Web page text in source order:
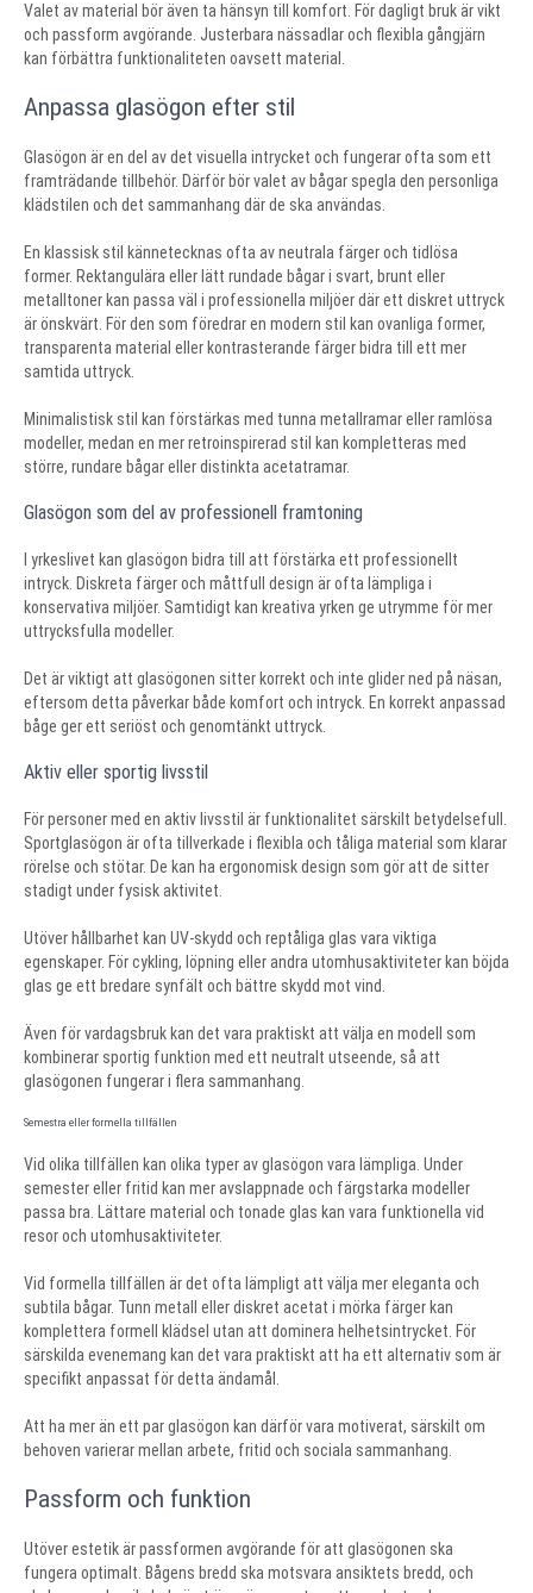
Valet av material bör även ta hänsyn till komfort. För dagligt bruk är vikt
och passform avgörande. Justerbara nässadlar och flexibla gångjärn
kan förbättra funktionaliteten oavsett material.
Anpassa glasögon efter stil
Glasögon är en del av det visuella intrycket och fungerar ofta som ett
framträdande tillbehör. Därför bör valet av bågar spegla den personliga
klädstilen och det sammanhang där de ska användas.
En klassisk stil kännetecknas ofta av neutrala färger och tidlösa
former. Rektangulära eller lätt rundade bågar i svart, brunt eller
metalltoner kan passa väl i professionella miljöer där ett diskret uttryck
är önskvärt. För den som föredrar en modern stil kan ovanliga former,
transparenta material eller kontrasterande färger bidra till ett mer
samtida uttryck.
Minimalistisk stil kan förstärkas med tunna metallramar eller ramlösa
modeller, medan en mer retroinspirerad stil kan kompletteras med
större, rundare bågar eller distinkta acetatramar.
Glasögon som del av professionell framtoning
I yrkeslivet kan glasögon bidra till att förstärka ett professionellt
intryck. Diskreta färger och måttfull design är ofta lämpliga i
konservativa miljöer. Samtidigt kan kreativa yrken ge utrymme för mer
uttrycksfulla modeller.
Det är viktigt att glasögonen sitter korrekt och inte glider ned på näsan,
eftersom detta påverkar både komfort och intryck. En korrekt anpassad
båge ger ett seriöst och genomtänkt uttryck.
Aktiv eller sportig livsstil
För personer med en aktiv livsstil är funktionalitet särskilt betydelsefull.
Sportglasögon är ofta tillverkade i flexibla och tåliga material som klarar
rörelse och stötar. De kan ha ergonomisk design som gör att de sitter
stadigt under fysisk aktivitet.
Utöver hållbarhet kan UV-skydd och reptåliga glas vara viktiga
egenskaper. För cykling, löpning eller andra utomhusaktiviteter kan böjda
glas ge ett bredare synfält och bättre skydd mot vind.
Även för vardagsbruk kan det vara praktiskt att välja en modell som
kombinerar sportig funktion med ett neutralt utseende, så att
glasögonen fungerar i flera sammanhang.
Semestra eller formella tillfällen
Vid olika tillfällen kan olika typer av glasögon vara lämpliga. Under
semester eller fritid kan mer avslappnade och färgstarka modeller
passa bra. Lättare material och tonade glas kan vara funktionella vid
resor och utomhusaktiviteter.
Vid formella tillfällen är det ofta lämpligt att välja mer eleganta och
subtila bågar. Tunn metall eller diskret acetat i mörka färger kan
komplettera formell klädsel utan att dominera helhetsintrycket. För
särskilda evenemang kan det vara praktiskt att ha ett alternativ som är
specifikt anpassat för detta ändamål.
Att ha mer än ett par glasögon kan därför vara motiverat, särskilt om
behoven varierar mellan arbete, fritid och sociala sammanhang.
Passform och funktion
Utöver estetik är passformen avgörande för att glasögonen ska
fungera optimalt. Bågens bredd ska motsvara ansiktets bredd, och